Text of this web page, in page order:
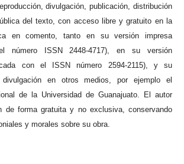
divulgación, publicación, distribución
del texto, con acceso libre y gratuito en la
en comento, tanto en su versión impresa
número ISSN 2448-4717), en su versión
con el ISSN número 2594-2115), y su
divulgación en otros medios, por ejemplo el
de la Universidad de Guanajuato. El autor
de forma gratuita y no exclusiva, conservando
y morales sobre su obra.